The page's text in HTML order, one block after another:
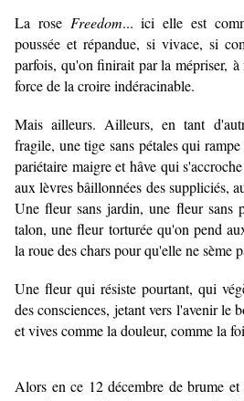
La rose Freedom... ici elle est
poussée et répandue, si vivace, si
parfois, qu'on finirait par la mépriser,
force de la croire indéracinable.
Mais ailleurs. Ailleurs, en tant
fragile, une tige sans pétales qui
pariétaire maigre et hâve qui
aux lèvres bâillonnées des suppliciés,
Une fleur sans jardin, une fleur sans
talon, une fleur torturée qu'on pend
la roue des chars pour qu'elle ne sème
Une fleur qui résiste pourtant, qui
des consciences, jetant vers l'avenir le
et vives comme la douleur, comme la
Alors en ce 12 décembre de brume